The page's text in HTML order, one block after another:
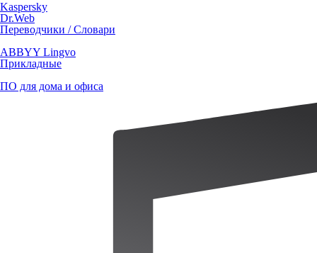
Kaspersky
Dr.Web
Переводчики / Словари
ABBYY Lingvo
Прикладные
ПО для дома и офиса